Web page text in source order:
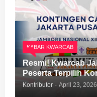
KABAR KWARCAB
Resmi! Kwarcab
Peserta Terpilih
Kontributor - April 23, 2026